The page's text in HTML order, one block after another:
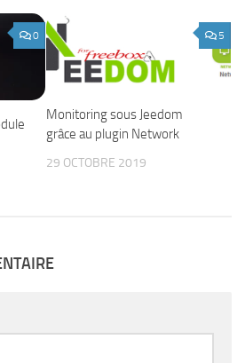
0 5
Monitoring sous Jeedom
grâce au plugin Network
29 OCTOBRE 2019